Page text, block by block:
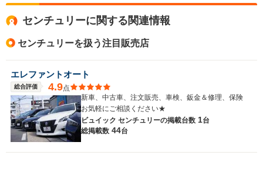
センチュリーに関する関連情報
センチュリーを扱う注目販売店
エレファントオート
総合評価 4.9点
新車、中古車、注文販売、車検、鈑金＆修理、保険
お気軽にご相談ください★
ビュイック センチュリーの掲載台数 1台
総掲載数 44台